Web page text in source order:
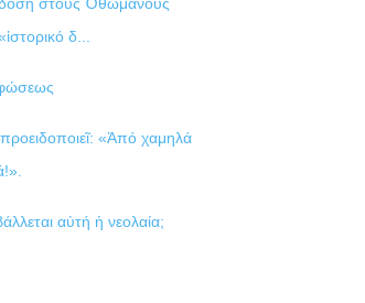
δ...
«Ἀπό χαμηλά
αὐτή ἡ νεολαία;